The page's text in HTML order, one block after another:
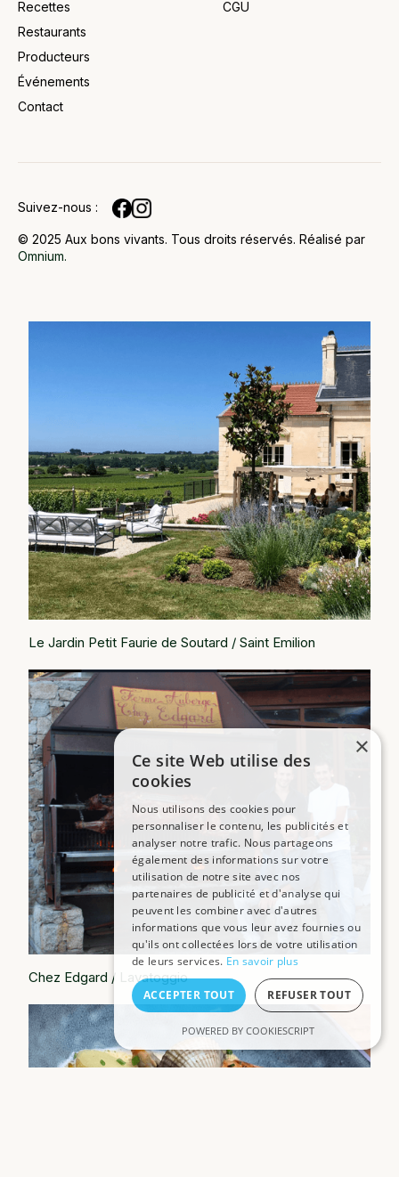
Recettes
Restaurants
Producteurs
Événements
Contact
CGU
© 2025 Aux bons vivants. Tous droits réservés. Réalisé par
Omnium.
Suivez-nous :
Soyez
informé
des
Le Jardin Petit Faurie de Soutard / Saint Emilion
Chez Edgard / Lavatoggio
×
Ce site Web utilise des
cookies
Nous utilisons des cookies pour
personnaliser le contenu, les publicités et
analyser notre trafic. Nous partageons
également des informations sur votre
utilisation de notre site avec nos
partenaires de publicité et d'analyse qui
peuvent les combiner avec d'autres
informations que vous leur avez fournies ou
qu'ils ont collectées lors de votre utilisation
de leurs services. En savoir plus
ACCEPTER TOUT REFUSER TOUT
POWERED BY COOKIESCRIPT